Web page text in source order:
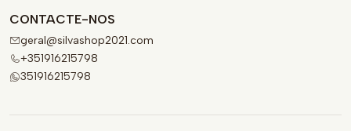
CONTACTE-NOS
geral@silvashop2021.com
+351916215798
351916215798